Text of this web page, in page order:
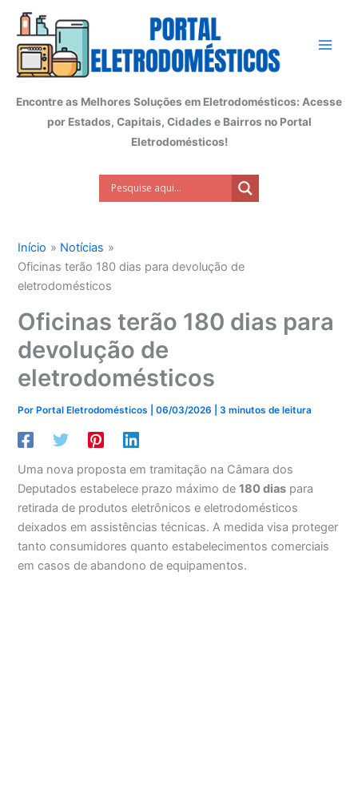
conteúdo
Encontre as Melhores Soluções em Eletrodomésticos: Acesse
por Estados, Capitais, Cidades e Bairros no Portal
Eletrodomésticos!
Início
Notícias
Oficinas terão 180 dias para devolução de
eletrodomésticos
Oficinas terão 180 dias para
devolução de
eletrodomésticos
PorPortal Eletrodomésticos |06/03/2026 |3 minutos de leitura
Uma nova proposta em tramitação na Câmara dos
Deputados estabelece prazo máximo de180 dias para
retirada de produtos eletrônicos e eletrodomésticos
deixados em assistências técnicas. A medida visa proteger
tanto consumidores quanto estabelecimentos comerciais
em casos de abandono de equipamentos.